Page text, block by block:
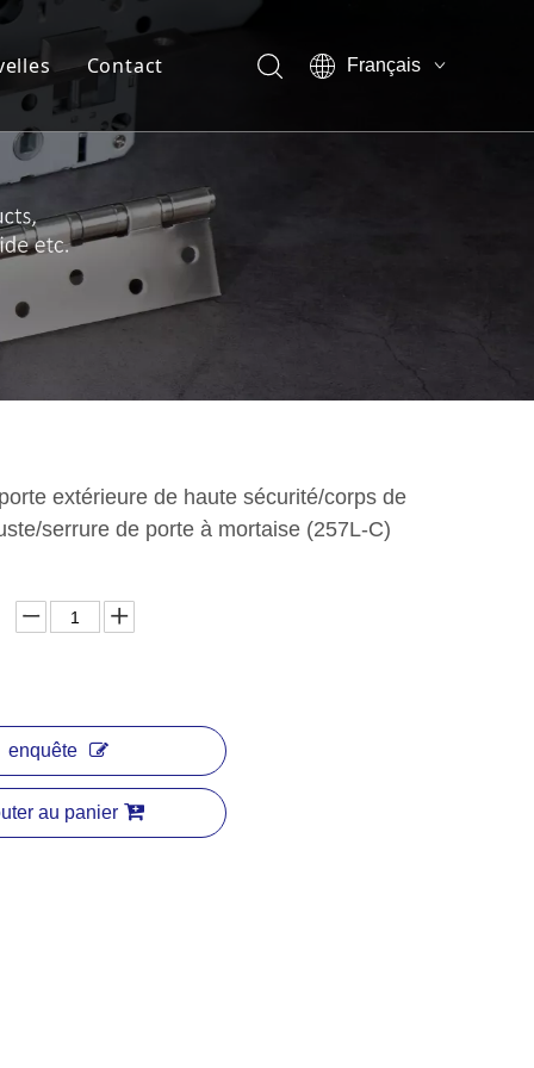
de l'entreprise
l'équipe
de réalité virtuelle
Contact
Français
العربية
extérieure de haute sécurité/corps de
serrure de porte à mortaise (257L-C)
enquête
au panier